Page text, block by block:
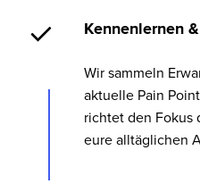
Kennenlernen
Wir sammeln
aktuelle Pain
richtet den Fokus
eure alltäglichen